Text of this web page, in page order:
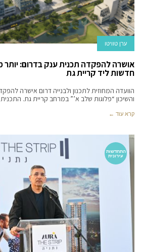
ערן טוויטו
חדשות ליד קריית גת
הוועדה המחוזית לתכנון ולבנייה דרום אישרה
והשיכון “פלוגות שלב א’” במרחב קריית גת.
קרא עוד ←
התחדשות
עירונית